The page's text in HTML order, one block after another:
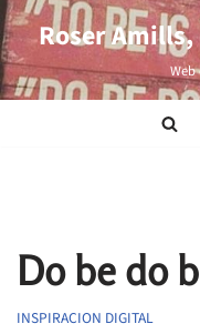
Saltar
al
Roser
Web
Do be do
INSPIRACION DIGITAL